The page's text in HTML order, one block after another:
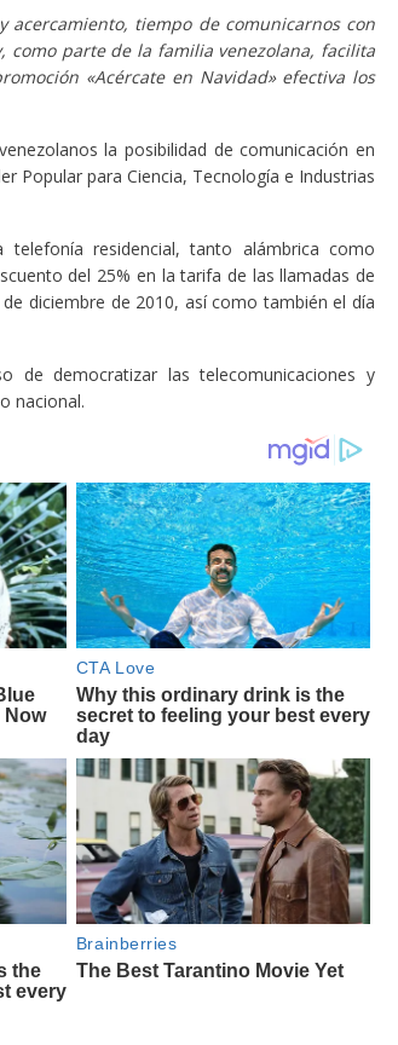
acercamiento, tiempo de comunicarnos con
como parte de la familia venezolana, facilita
«Acércate en Navidad» efectiva los
la posibilidad de comunicación en
Popular para Ciencia, Tecnología e Industrias
residencial, tanto alámbrica como
del 25% en la tarifa de las llamadas de
diciembre de 2010, así como también el día
de democratizar las telecomunicaciones y
nacional.